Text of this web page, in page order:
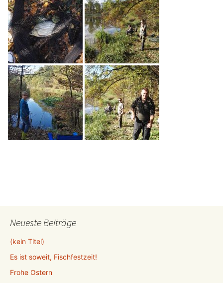
Neueste Beiträge
(kein Titel)
Es ist soweit, Fischfestzeit!
Frohe Ostern